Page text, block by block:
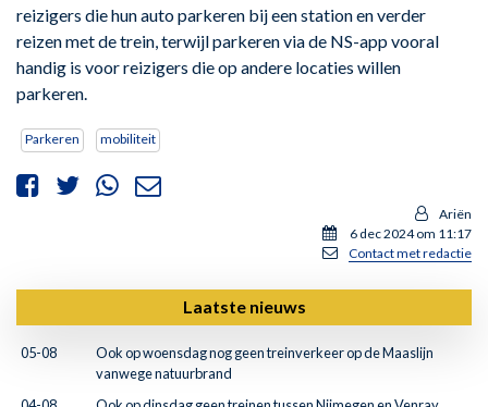
reizigers die hun auto parkeren bij een station en verder
reizen met de trein, terwijl parkeren via de NS-app vooral
handig is voor reizigers die op andere locaties willen
parkeren.
Parkeren mobiliteit
Ariën
6 dec 2024 om 11:17
Contact met redactie
Laatste nieuws
05-08
Ook op woensdag nog geen treinverkeer op de Maaslijn
vanwege natuurbrand